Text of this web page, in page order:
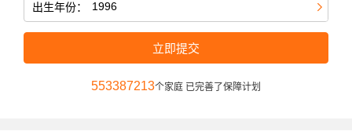
出生年份：
立即提交
553387213个家庭 已完善了保障计划